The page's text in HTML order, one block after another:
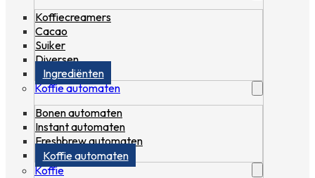
Koffiecreamers
Cacao
Suiker
Diversen
Ingrediënten
Koffie automaten
Bonen automaten
Instant automaten
Freshbrew automaten
Koffie automaten
Koffie